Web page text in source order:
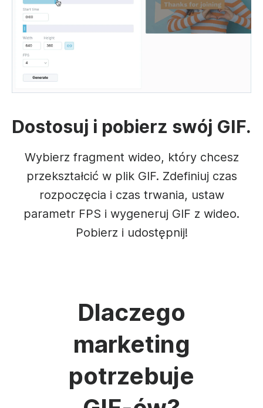
Dostosuj i pobierz swój GIF.
Wybierz fragment wideo, który chcesz
przekształcić w plik GIF. Zdefiniuj czas
rozpoczęcia i czas trwania, ustaw
parametr FPS i wygeneruj GIF z wideo.
Pobierz i udostępnij!
Dlaczego
marketing
potrzebuje